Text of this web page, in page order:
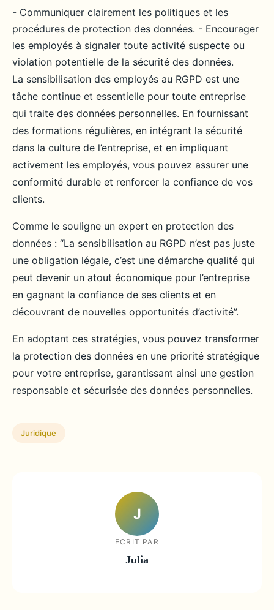
- Communiquer clairement les politiques et les
procédures de protection des données. - Encourager
les employés à signaler toute activité suspecte ou
violation potentielle de la sécurité des données.
La sensibilisation des employés au RGPD est une
tâche continue et essentielle pour toute entreprise
qui traite des données personnelles. En fournissant
des formations régulières, en intégrant la sécurité
dans la culture de l’entreprise, et en impliquant
activement les employés, vous pouvez assurer une
conformité durable et renforcer la confiance de vos
clients.
Comme le souligne un expert en protection des
données : “La sensibilisation au RGPD n’est pas juste
une obligation légale, c’est une démarche qualité qui
peut devenir un atout économique pour l’entreprise
en gagnant la confiance de ses clients et en
découvrant de nouvelles opportunités d’activité”.
En adoptant ces stratégies, vous pouvez transformer
la protection des données en une priorité stratégique
pour votre entreprise, garantissant ainsi une gestion
responsable et sécurisée des données personnelles.
Juridique
J
ECRIT PAR
Julia